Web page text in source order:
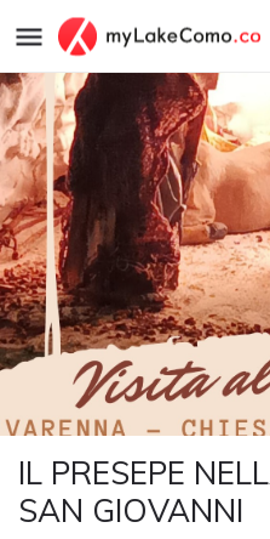
IL PRESEPE
SAN GIOVANNI